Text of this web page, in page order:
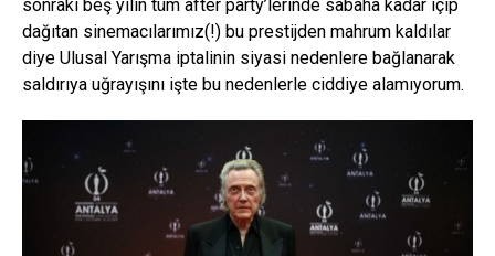
sonraki beş yılın tüm after party’lerinde sabaha kadar içip
dağıtan sinemacılarımız(!) bu prestijden mahrum kaldılar
diye Ulusal Yarışma iptalinin siyasi nedenlere bağlanarak
saldırıya uğrayışını işte bu nedenlerle ciddiye alamıyorum.